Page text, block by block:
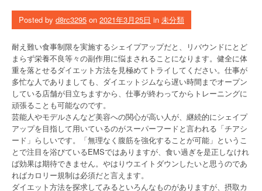
Posted by d8rc3295 on 2021年3月25日 in 未分類
耐え難い食事制限を実施するシェイプアップだと、リバウンドにとど
まらず栄養不良等々の副作用に悩まされることになります。健全に体
重を落とせるダイエット方法を見極めてトライしてください。仕事が
多忙な人でありましても、ダイエットジムなら遅い時間までオープン
している店舗が目立ちますから、仕事が終わってからトレーニングに
頑張ることも可能なのです。
芸能人やモデルさんなど美容への関心が高い人が、継続的にシェイプ
アップを目指して用いているのがスーパーフードと言われる「チアシ
ード」らしいです。「無理なく腹筋を強化することが可能」というこ
とで注目を浴びているEMSではありますが、食い過ぎを是正しなけれ
ば効果は期待できません。やはりウエイトダウンしたいと思うのであ
ればカロリー規制は必須だと言えます。
ダイエット方法を探求してみるといろんなものがありますが、摂取カ